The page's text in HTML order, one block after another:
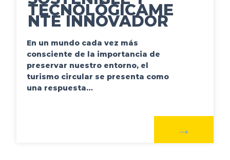
TECNOLÓGICAME
NTE INNOVADOR
En un mundo cada vez más
consciente de la importancia de
preservar nuestro entorno, el
turismo circular se presenta como
una respuesta…